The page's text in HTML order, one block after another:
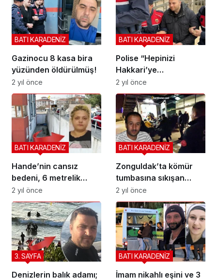
Gazinocu 8 kasa bira
yüzünden öldürülmüş!
BATI KARADENİZ
2 yıl önce
Polise “Hepinizi
Hakkari’ye
sürdürürüm” dedi,
gözaltına alındı
BATI KARADENİZ
2 yıl önce
Hande’nin cansız
bedeni, 6 metrelik
istinat duvarının
dibinde bulundu
BATI KARADENİZ
2 yıl önce
Zonguldak’ta kömür
tumbasına sıkışan
madenci hayatını
kaybetti
BATI KARADENİZ
2 yıl önce
Denizlerin balık adamı;
3. SAYFA
İmam nikahlı eşini ve 3
BATI KARADENİZ